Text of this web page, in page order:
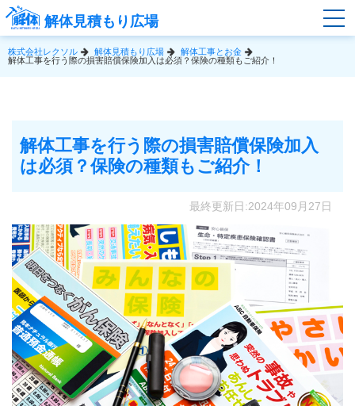
解体見積もり広場
株式会社レクソル 解体見積もり広場
解体工事とお金
解体工事を行う際の損害賠償保険加入は必須？保険の種類もご紹介！
解体工事を行う際の損害賠償保険加入
は必須？保険の種類もご紹介！
最終更新日:2024年09月27日